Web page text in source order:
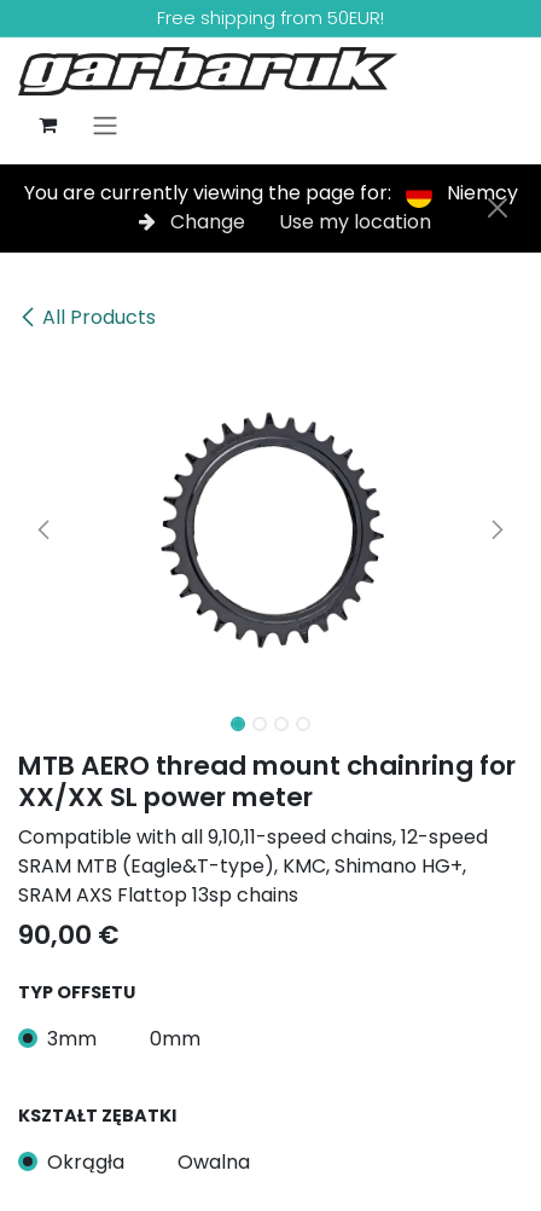
Skip to ContentFree shipping from 50EUR!
You are currently viewing the page for:
Niemcy
Change
Use my location
All Products
MTB AERO thread mount chainring for
XX/XX SL power meter
Compatible with all 9,10,11-speed chains, 12-speed
SRAM MTB (Eagle&T-type), KMC, Shimano HG+,
SRAM AXS Flattop 13sp chains
90,00 €
TYP OFFSETU
3mm 0mm
KSZTAŁT ZĘBATKI
Okrągła Owalna